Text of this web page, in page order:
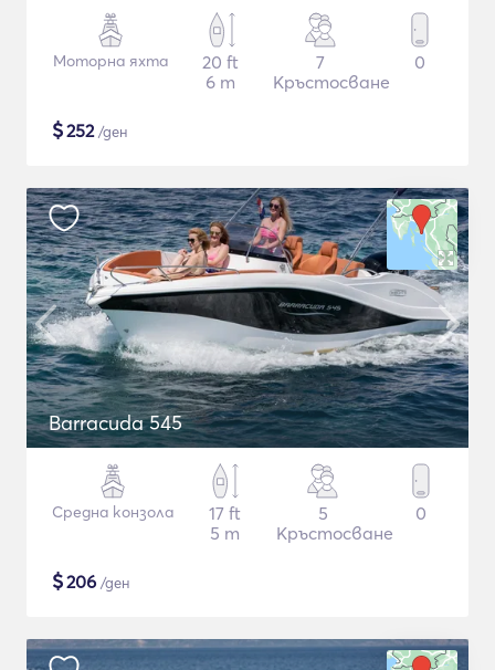
Моторна яхта
20 ft
6 m
7
Кръстосване
0
$252/ден
Barracuda 545
Средна конзола
17 ft
5 m
5
Кръстосване
0
$206 /ден